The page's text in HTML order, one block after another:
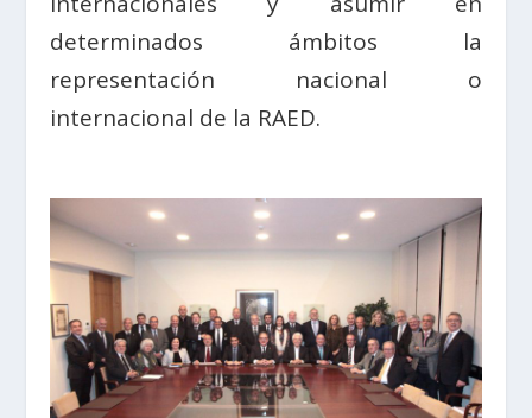
determinados ámbitos la
representación nacional o
internacional de la RAED.